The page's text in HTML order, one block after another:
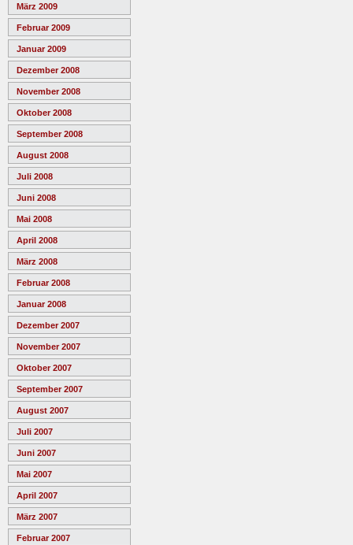
März 2009
Februar 2009
Januar 2009
Dezember 2008
November 2008
Oktober 2008
September 2008
August 2008
Juli 2008
Juni 2008
Mai 2008
April 2008
März 2008
Februar 2008
Januar 2008
Dezember 2007
November 2007
Oktober 2007
September 2007
August 2007
Juli 2007
Juni 2007
Mai 2007
April 2007
März 2007
Februar 2007